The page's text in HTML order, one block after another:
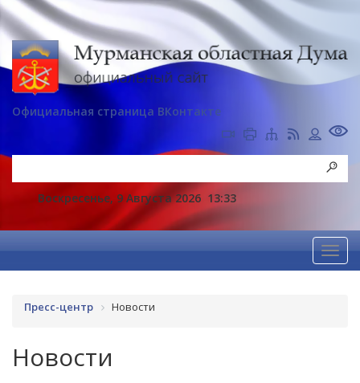
Официальная страница ВКонтакте
Воскресенье, 9 Августа 2026 13:33
Пресс-центр Новости
Новости